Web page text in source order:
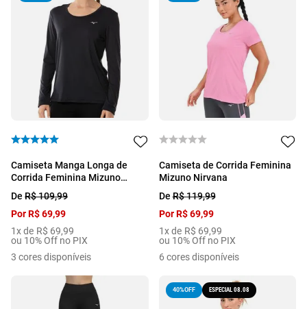
Camiseta Manga Longa de
Corrida Feminina Mizuno
Nirvana
De R$109,99
PorR$69,99
1x de R$ 69,99
ou 10% Off no PIX
3 cores disponíveis
Camiseta de Corrida Feminina
Mizuno Nirvana
DeR$119,99
PorR$ 69,99
1x de R$ 69,99
ou 10% Off no PIX
6 cores disponíveis
40%OFF ESPECIAL 08.08